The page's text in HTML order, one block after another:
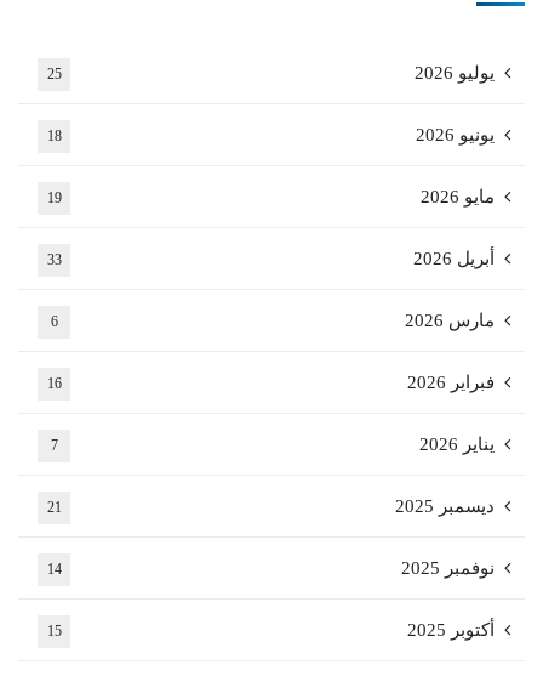
يوليو 2026 25
يونيو 2026 18
مايو 2026 19
أبريل 2026 33
مارس 2026 6
فبراير 2026 16
يناير 2026 7
ديسمبر 2025 21
نوفمبر 2025 14
أكتوبر 2025 15